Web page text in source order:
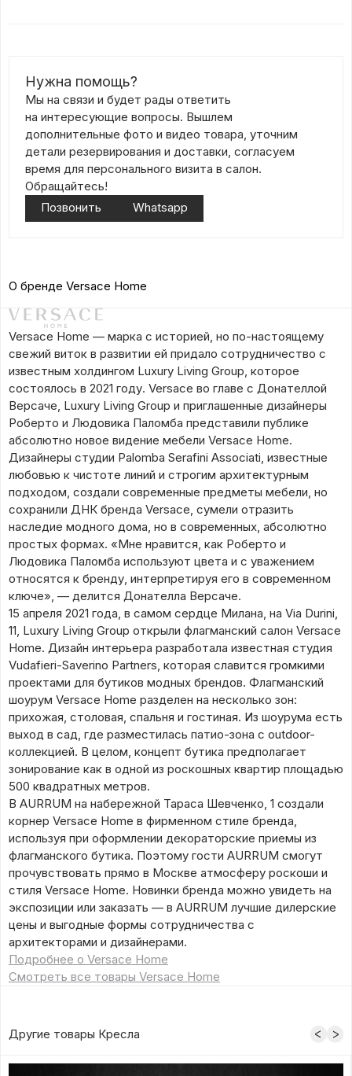
Нужна помощь?
Мы на связи и будет рады ответить
на интересующие вопросы. Вышлем
дополнительные фото и видео товара, уточним
детали резервирования и доставки, согласуем
время для персонального визита в салон.
Обращайтесь!
Позвонить
Whatsapp
О бренде Versace Home
Versace Home — марка с историей, но по-настоящему
свежий виток в развитии ей придало сотрудничество с
известным холдингом Luxury Living Group, которое
состоялось в 2021 году. Versace во главе с Донателлой
Версаче, Luxury Living Group и приглашенные дизайнеры
Роберто и Людовика Паломба представили публике
абсолютно новое видение мебели Versace Home.
Дизайнеры студии Palomba Serafini Associati, известные
любовью к чистоте линий и строгим архитектурным
подходом, создали современные предметы мебели, но
сохранили ДНК бренда Versace, сумели отразить
наследие модного дома, но в современных, абсолютно
простых формах. «Мне нравится, как Роберто и
Людовика Паломба используют цвета и с уважением
относятся к бренду, интерпретируя его в современном
ключе», — делится Донателла Версаче.
15 апреля 2021 года, в самом сердце Милана, на Via Durini,
11, Luxury Living Group открыли флагманский салон Versace
Home. Дизайн интерьера разработала известная студия
Vudafieri-Saverino Partners, которая славится громкими
проектами для бутиков модных брендов. Флагманский
шоурум Versace Home разделен на несколько зон:
прихожая, столовая, спальня и гостиная. Из шоурума есть
выход в сад, где разместилась патио-зона с outdoor-
коллекцией. В целом, концепт бутика предполагает
зонирование как в одной из роскошных квартир площадью
500 квадратных метров.
В AURRUM на набережной Тараса Шевченко, 1 создали
корнер Versace Home в фирменном стиле бренда,
используя при оформлении декораторские приемы из
флагманского бутика. Поэтому гости AURRUM смогут
прочувствовать прямо в Москве атмосферу роскоши и
стиля Versace Home. Новинки бренда можно увидеть на
экспозиции или заказать — в AURRUM лучшие дилерские
цены и выгодные формы сотрудничества с
архитекторами и дизайнерами.
Подробнее о Versace Home
Смотреть все товары Versace Home
Другие товары Кресла